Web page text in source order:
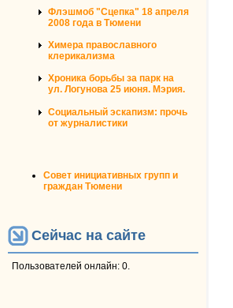
Флэшмоб "Сцепка" 18 апреля
2008 года в Тюмени
Химера православного
клерикализма
Хроника борьбы за парк на
ул. Логунова 25 июня. Мэрия.
Социальный эскапизм: прочь
от журналистики
Совет инициативных групп и
граждан Тюмени
Сейчас на сайте
Пользователей онлайн: 0.